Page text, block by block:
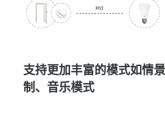
支持更加丰富的模式如情
制、音乐模式